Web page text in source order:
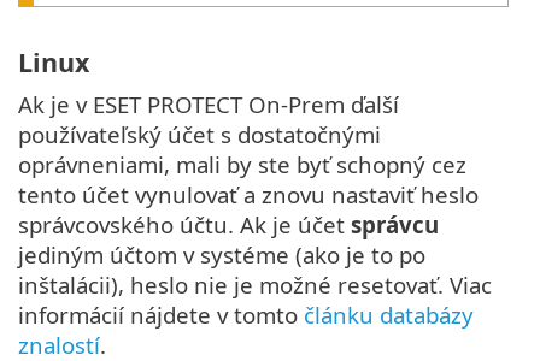
Linux
Ak je v ESET PROTECT On-Prem ďalší
používateľský účet s dostatočnými
oprávneniami, mali by ste byť schopný cez
tento účet vynulovať a znovu nastaviť heslo
správcovského účtu. Ak je účet správcu
jediným účtom v systéme (ako je to po
inštalácii), heslo nie je možné resetovať. Viac
informácií nájdete v tomto článku databázy
znalostí.